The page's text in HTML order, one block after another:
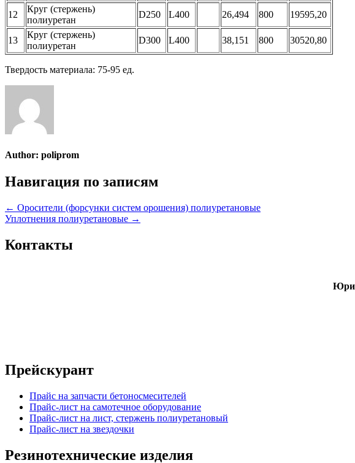
12
Круг (стержень)
полиуретан
D250 L400 26,494 800 19595,20
13
Круг (стержень)
полиуретан
D300 L400 38,151 800 30520,80
Твердость материала: 75-95 ед.
Author: poliprom
Навигация по записям
← Оросители (форсунки систем орошения) полиуретановые
Уплотнения полиуретановые →
Контакты
Прейскурант
Прайс на запчасти бетоносмесителей
Прайс-лист на самотечное оборудование
Прайс-лист на лист, стержень полиуретановый
Прайс-лист на звездочки
Резинотехнические изделия